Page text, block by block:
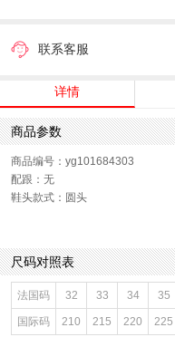
联系客服
详情
商品参数
商品编号：yg101684303
配跟：无
鞋头款式：圆头
鞋跟形状：厚底
皮质特征：二层皮
鞋底材质：IP射出底
里料材质：人造革
鞋类流行款式：凉鞋
尺码对照表
法国码 32 33 34 35
国际码 210 215 220 225